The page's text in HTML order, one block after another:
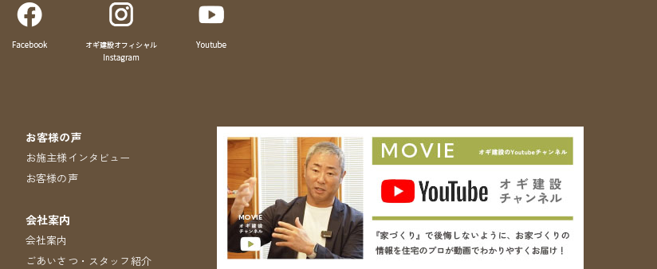
お客様の声
お施主様インタビュー
お客様の声
会社案内
会社案内
ごあいさつ・スタッフ紹介